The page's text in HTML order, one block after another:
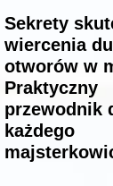
Sekrety
wiercenia
otworów w
Praktyczny
przewodnik
każdego